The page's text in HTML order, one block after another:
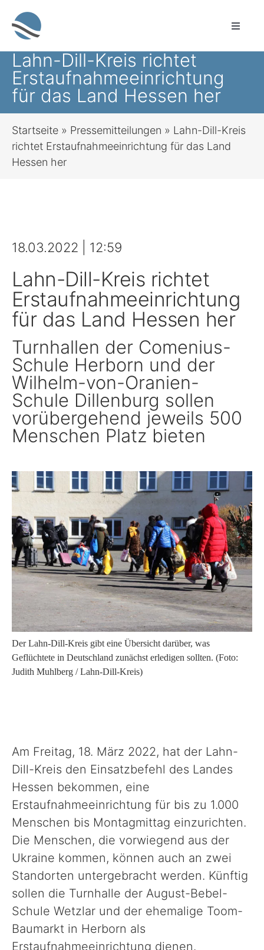
Inhalt
springen
Toggle
Sprachauswahl
Leichte Sprache
Startseite
Brandschutz, Rettungsdienst, Zivil- und
Katastrophenschutz
Schule, Bildung & Förderung
Familien, Frauen, Jugendliche & Kinder
Gesundheit
Einwanderung, Auswanderung & Integration
Inklusion
Ländlicher Raum
Natur, Umwelt & Klimaschutz
Sport, Kultur & Ehrenamt
Straße & Verkehr
Recht & Ordnung
Wirtschaftsförderung
Unser Landkreis
Politik
Verwaltung
Unsere Standorte
Presse
Lahn-Dill-Kreis richtet
Erstaufnahmeeinrichtung
für das Land Hessen her
Startseite » Pressemitteilungen » Lahn-Dill-Kreis
richtet Erstaufnahmeeinrichtung für das Land
Hessen her
18.03.2022 | 12:59
Lahn-Dill-Kreis richtet
Erstaufnahmeeinrichtung
für das Land Hessen her
Turnhallen der Comenius-
Schule Herborn und der
Wilhelm-von-Oranien-
Schule Dillenburg sollen
vorübergehend jeweils 500
Menschen Platz bieten
Der Lahn-Dill-Kreis gibt eine Übersicht darüber, was
Geflüchtete in Deutschland zunächst erledigen sollten. (Foto:
Judith Muhlberg / Lahn-Dill-Kreis)
Am Freitag, 18. März 2022, hat der Lahn-
Dill-Kreis den Einsatzbefehl des Landes
Hessen bekommen, eine
Erstaufnahmeeinrichtung für bis zu 1.000
Menschen bis Montagmittag einzurichten.
Die Menschen, die vorwiegend aus der
Ukraine kommen, können auch an zwei
Standorten untergebracht werden. Künftig
sollen die Turnhalle der August-Bebel-
Schule Wetzlar und der ehemalige Toom-
Baumarkt in Herborn als
Erstaufnahmeeinrichtung dienen.